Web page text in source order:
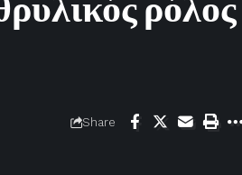
ρόλος
Share